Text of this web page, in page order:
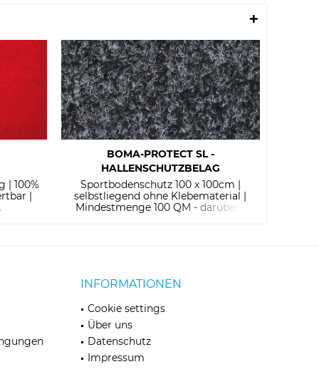
| 100%
|
BOMA-PROTECT SL -
HALLENSCHUTZBELAG
Sportbodenschutz 100 x 100cm |
selbstliegend ohne Klebematerial |
Mindestmenge 100 QM - darüber...
INFORMATIONEN
Cookie settings
Über uns
Datenschutz
Impressum